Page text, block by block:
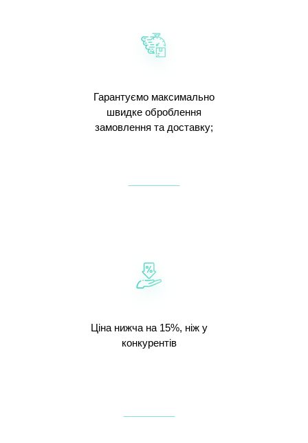
Гарантуємо максимально
швидке оброблення
замовлення та доставку;
Ціна нижча на 15%, ніж у
конкурентів